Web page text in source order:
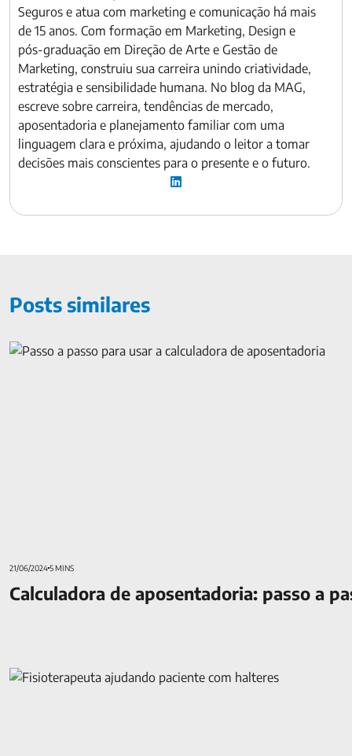
Seguros e atua com marketing e comunicação há mais
de 15 anos. Com formação em Marketing, Design e
pós-graduação em Direção de Arte e Gestão de
Marketing, construiu sua carreira unindo criatividade,
estratégia e sensibilidade humana. No blog da MAG,
escreve sobre carreira, tendências de mercado,
aposentadoria e planejamento familiar com uma
linguagem clara e próxima, ajudando o leitor a tomar
decisões mais conscientes para o presente e o futuro.
Posts similares
Calculadora de aposentadoria: passo a passo para usar
21/06/20245 MINS
Calculadora de aposentadoria: passo a
Aposentadoria por invalidez: regras, direitos e como solicitar